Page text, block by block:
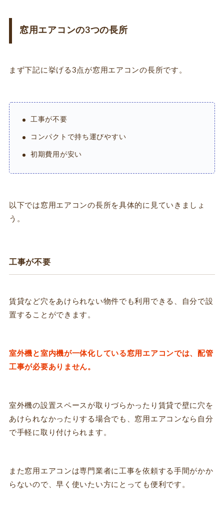
窓用エアコンの3つの長所
まず下記に挙げる3点が窓用エアコンの長所です。
工事が不要
コンパクトで持ち運びやすい
初期費用が安い
以下では窓用エアコンの長所を具体的に見ていきましょ
う。
工事が不要
賃貸など穴をあけられない物件でも利用できる、自分で設
置することができます。
室外機と室内機が一体化している窓用エアコンでは、配管
工事が必要ありません。
室外機の設置スペースが取りづらかったり賃貸で壁に穴を
あけられなかったりする場合でも、窓用エアコンなら自分
で手軽に取り付けられます。
また窓用エアコンは専門業者に工事を依頼する手間がかか
らないので、早く使いたい方にとっても便利です。